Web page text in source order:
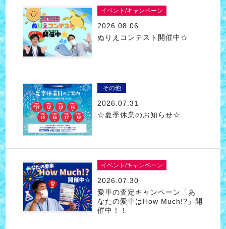
イベント/キャンペーン
2026.08.06
ぬりえコンテスト開催中☆
その他
2026.07.31
☆夏季休業のお知らせ☆
イベント/キャンペーン
2026.07.30
愛車の査定キャンペーン「あ
なたの愛車はHow Much!?」開
催中！！